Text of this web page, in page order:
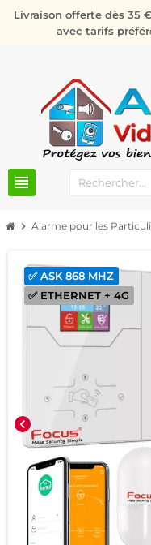
Livraison offerte dès 35
avec tarifs
view_headline
chevron_right Alarme pour les
chevron_left
✅ ETHERNET + 4G
✅ ASK 868 MHZ